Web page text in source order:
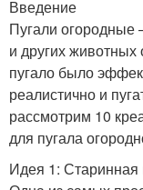
Введение
Пугали огородные
и других
пугало было
реалистично и
рассмотрим 10
для пугала
Идея 1: